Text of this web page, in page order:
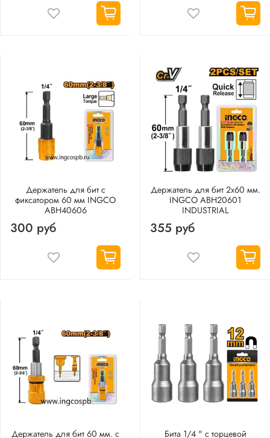
Держатель для бит с
фиксатором 60 мм INGCO
ABH40606
300 руб
Держатель для бит 2х60 мм.
INGCO ABH20601
INDUSTRIAL
355 руб
Держатель для бит 60 мм. с
Бита 1/4 " с торцевой